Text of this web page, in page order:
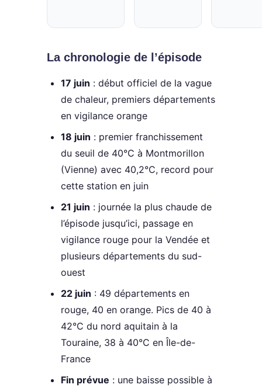
La chronologie de l’épisode
17 juin : début officiel de la vague
de chaleur, premiers départements
en vigilance orange
18 juin : premier franchissement
du seuil de 40°C à Montmorillon
(Vienne) avec 40,2°C, record pour
cette station en juin
21 juin : journée la plus chaude de
l’épisode jusqu’ici, passage en
vigilance rouge pour la Vendée et
plusieurs départements du sud-
ouest
22 juin : 49 départements en
rouge, 40 en orange. Pics de 40 à
42°C du nord aquitain à la
Touraine, 38 à 40°C en Île-de-
France
Fin prévue : une baisse possible à